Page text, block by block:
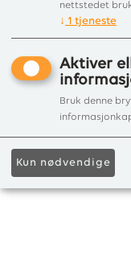
nettstedet
↓ 1 tjeneste
Aktiver
Bruk denne
Kun nødvendige